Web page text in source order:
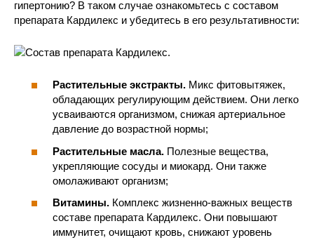
гипертонию? В таком случае ознакомьтесь с составом
препарата Кардилекс и убедитесь в его результативности:
Растительные экстракты. Микс фитовытяжек,
обладающих регулирующим действием. Они легко
усваиваются организмом, снижая артериальное
давление до возрастной нормы;
Растительные масла. Полезные вещества,
укрепляющие сосуды и миокард. Они также
омолаживают организм;
Витамины. Комплекс жизненно-важных веществ
составе препарата Кардилекс. Они повышают
иммунитет, очищают кровь, снижают уровень